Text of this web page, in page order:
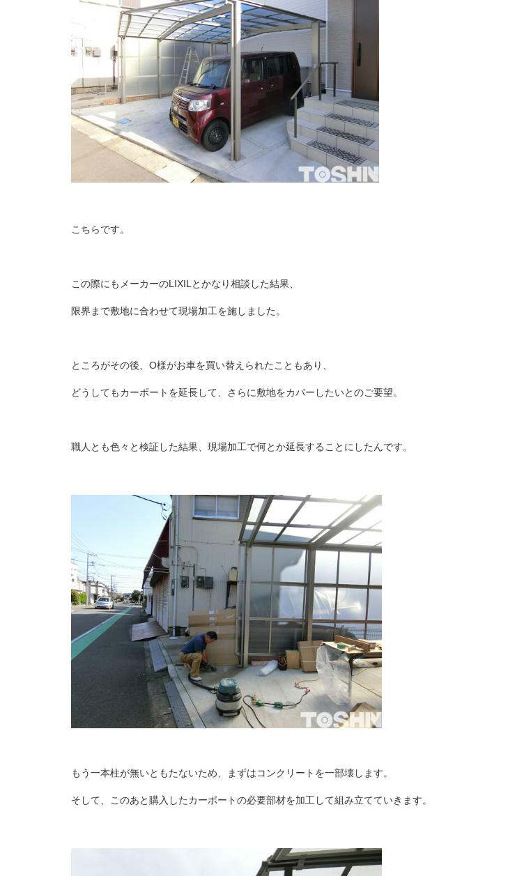
こちらです。
この際にもメーカーのLIXILとかなり相談した結果、
限界まで敷地に合わせて現場加工を施しました。
ところがその後、O様がお車を買い替えられたこともあり、
どうしてもカーポートを延長して、さらに敷地をカバーしたいとのご要望。
職人とも色々と検証した結果、現場加工で何とか延長することにしたんです。
もう一本柱が無いともたないため、まずはコンクリートを一部壊します。
そして、このあと購入したカーポートの必要部材を加工して組み立てていきます。